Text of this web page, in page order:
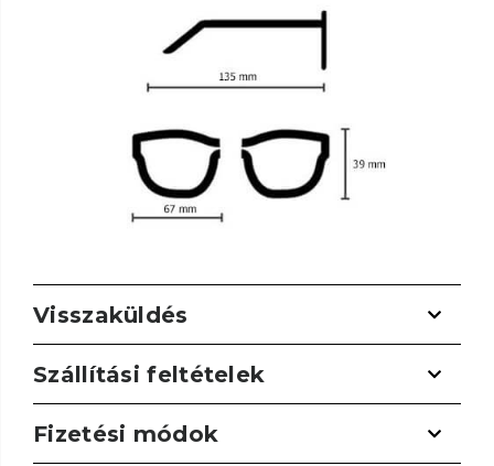
Visszaküldés
Szállítási feltételek
Fizetési módok